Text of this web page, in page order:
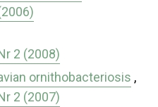
2 (2008)
ornithobacteriosis ,
2 (2007)